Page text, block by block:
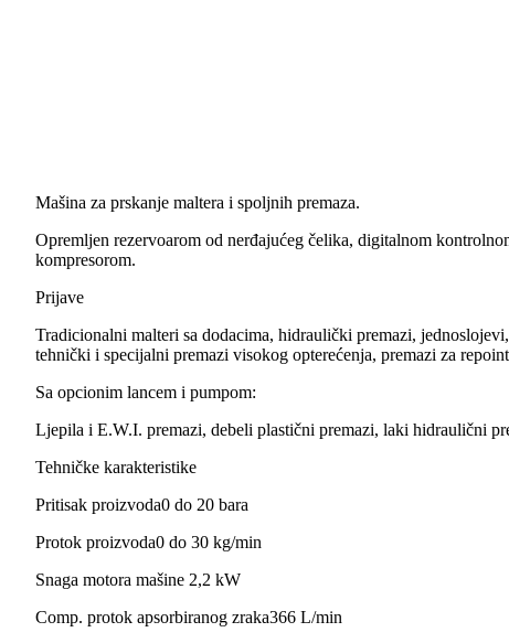
Mašina za prskanje maltera i spoljnih premaza.
Opremljen rezervoarom od nerđajućeg čelika, digitalnom
kompresorom.
Prijave
Tradicionalni malteri sa dodacima, hidraulički premazi,
tehnički i specijalni premazi visokog opterećenja, premazi za
Sa opcionim lancem i pumpom:
Ljepila i E.W.I. premazi, debeli plastični premazi, laki hidraulični
Tehničke karakteristike
Pritisak proizvoda0 do 20 bara
Protok proizvoda0 do 30 kg/min
Snaga motora mašine 2,2 kW
Comp. protok apsorbiranog zraka366 L/min